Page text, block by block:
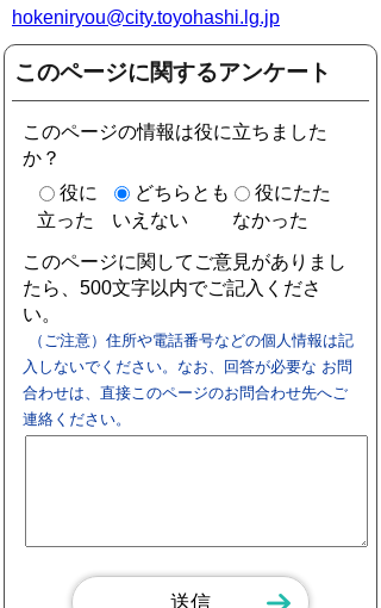
hokeniryou@city.toyohashi.lg.jp
このページに関するアンケート
このページの情報は役に立ちました
か？
役に
立った
どちらとも
いえない
役にたた
なかった
このページに関してご意見がありまし
たら、500文字以内でご記入くださ
い。
（ご注意）住所や電話番号などの個人情報は記
入しないでください。なお、回答が必要な お問
合わせは、直接このページのお問合わせ先へご
連絡ください。